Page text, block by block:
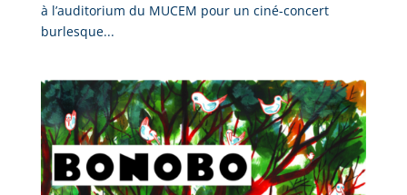
à l’auditorium du MUCEM pour un ciné-concert
burlesque...